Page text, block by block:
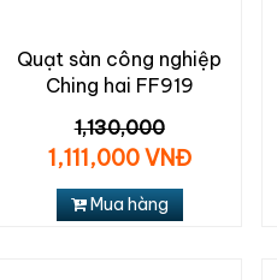
Quạt sàn công nghiệp
Ching hai FF919
1,130,000
1,111,000 VNĐ
Mua hàng